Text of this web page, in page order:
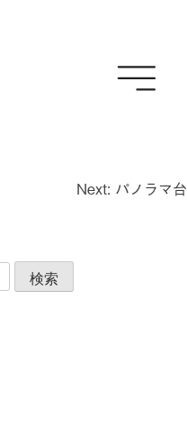
Next: パノラマ台